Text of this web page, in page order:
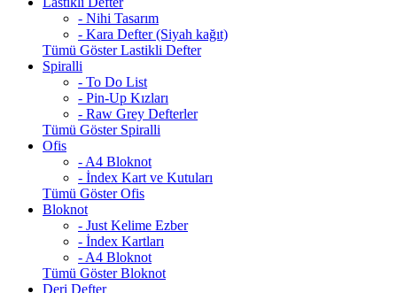
- Nihi Tasarım
- Kara Defter (Siyah kağıt)
Tümü Göster Lastikli Defter
Spiralli
- To Do List
- Pin-Up Kızları
- Raw Grey Defterler
Tümü Göster Spiralli
Ofis
- A4 Bloknot
- İndex Kart ve Kutuları
Tümü Göster Ofis
Bloknot
- Just Kelime Ezber
- İndex Kartları
- A4 Bloknot
Tümü Göster Bloknot
Deri Defter